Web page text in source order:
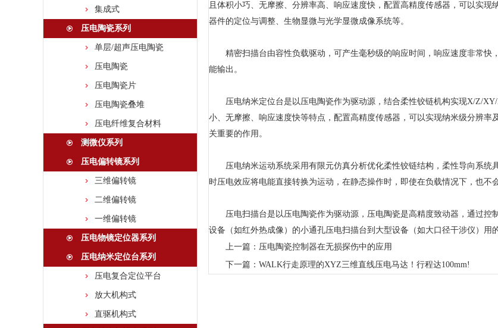
集成式
压电陶瓷系列
单层/超声压电陶瓷
压电陶瓷
压电陶瓷片
压电陶瓷叠堆
压电纤维复合材料
测微仪系列
压电偏转镜系列
三维偏转镜
二维偏转镜
一维偏转镜
压电物镜定位器系列
压电纳米定位台系列
压电复合定位平台
放大机构式
直驱机构式
且体积小巧、无摩擦、分辨率高、响应速度快，配置高精度传感器，可以实
器件的定位与调整、生物显微与光学显微成像系统等。
精密扫描台由容性负载驱动，可产生毫秒级的响应时间，响应速度非常快
能输出。
压电纳米定位台是以压电陶瓷作为驱动源，结合柔性铰链机构实现X/Z/
小、无摩擦、响应速度快等特点，配置高精度传感器，可以实现纳米级分辨
关重要的作用。
压电纳米运动系统采用有限元仿真分析优化柔性铰链结构，柔性导向系统
时压电效应将电能直接转换为运动，在静态操作时，即使在负载情况下，也不
压电扫描台是以压电陶瓷作为驱动源，压电陶瓷是高精度致动器，通过控
设备（如红外热成像）的小通孔压电扫描台到大型设备（如大口径干涉仪）用
上一篇： 压电陶瓷控制器在无损探伤中的应用
下一篇： WALK行走原理的XYZ三维直线压电马达！行程达100mm!